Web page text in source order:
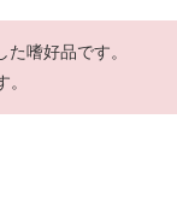
嗜好品です。